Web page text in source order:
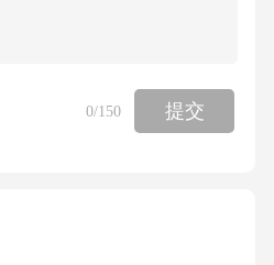
别是关汉卿、马致远、郑
0/150 提交